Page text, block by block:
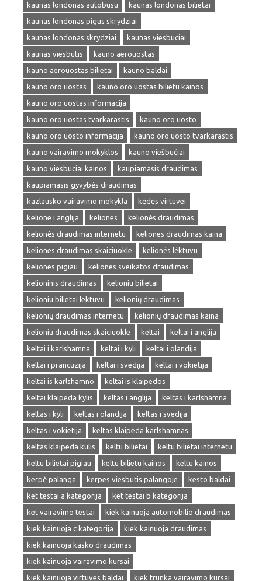
kaunas londonas autobusu
kaunas londonas bilietai
kaunas londonas pigus skrydziai
kaunas londonas skrydziai
kaunas viesbuciai
kaunas viesbutis
kauno aerouostas
kauno aerouostas bilietai
kauno baldai
kauno oro uostas
kauno oro uostas bilietu kainos
kauno oro uostas informacija
kauno oro uostas tvarkarastis
kauno oro uosto
kauno oro uosto informacija
kauno oro uosto tvarkarastis
kauno vairavimo mokyklos
kauno viešbučiai
kauno viesbuciai kainos
kaupiamasis draudimas
kaupiamasis gyvybės draudimas
kazlausko vairavimo mokykla
kėdės virtuvei
kelione i anglija
keliones
kelionės draudimas
kelionės draudimas internetu
keliones draudimas kaina
keliones draudimas skaiciuokle
kelionės lėktuvu
keliones pigiau
keliones sveikatos draudimas
kelioninis draudimas
kelioniu bilietai
kelioniu bilietai lektuvu
kelionių draudimas
kelionių draudimas internetu
kelionių draudimas kaina
kelioniu draudimas skaiciuokle
keltai
keltai i anglija
keltai i karlshamna
keltai i kyli
keltai i olandija
keltai i prancuzija
keltai i svedija
keltai i vokietija
keltai is karlshamno
keltai is klaipedos
keltai klaipeda kylis
keltas i anglija
keltas i karlshamna
keltas i kyli
keltas i olandija
keltas i svedija
keltas i vokietija
keltas klaipeda karlshamnas
keltas klaipeda kulis
keltu bilietai
keltu bilietai internetu
keltu bilietai pigiau
keltu bilietu kainos
keltu kainos
kerpė palanga
kerpes viesbutis palangoje
kesto baldai
ket testai a kategorija
ket testai b kategorija
ket vairavimo testai
kiek kainuoja automobilio draudimas
kiek kainuoja c kategorija
kiek kainuoja draudimas
kiek kainuoja kasko draudimas
kiek kainuoja vairavimo kursai
kiek kainuoja virtuves baldai
kiek trunka vairavimo kursai